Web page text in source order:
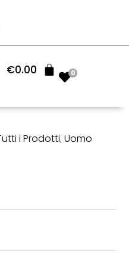
€0.00 0
i Prodotti,Uomo